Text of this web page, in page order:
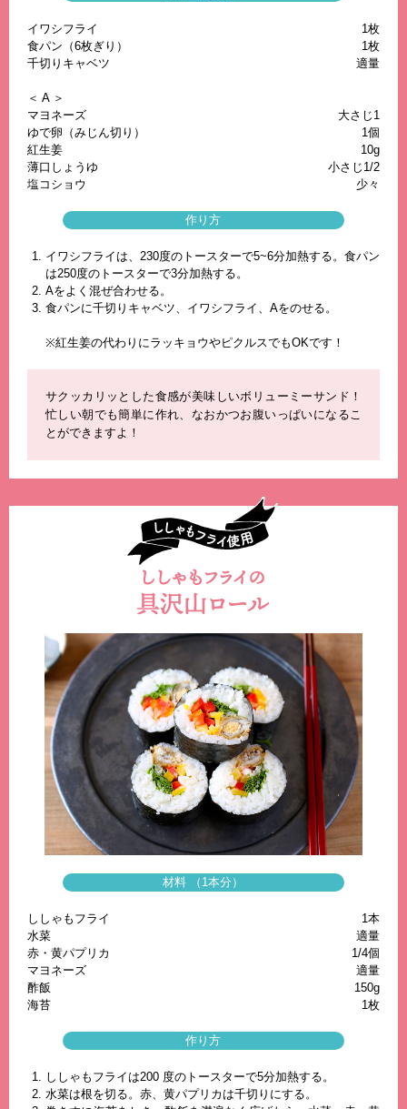
イワシフライ
1枚
食パン（6枚ぎり）
1枚
千切りキャベツ
適量
＜ A ＞
マヨネーズ
大さじ1
ゆで卵（みじん切り）
1個
紅生姜
10g
薄口しょうゆ
小さじ1/2
塩コショウ
少々
作り方
イワシフライは、230度のトースターで5~6分加熱する。食パン
は250度のトースターで3分加熱する。
Aをよく混ぜ合わせる。
食パンに千切りキャベツ、イワシフライ、Aをのせる。
※紅生姜の代わりにラッキョウやピクルスでもOKです！
サクッカリッとした食感が美味しいボリューミーサンド！
忙しい朝でも簡単に作れ、なおかつお腹いっぱいになるこ
とができますよ！
材料 （1本分）
ししゃもフライ
1本
水菜
適量
赤・黄パプリカ
1/4個
マヨネーズ
適量
酢飯
150g
海苔
1枚
作り方
ししゃもフライは200 度のトースターで5分加熱する。
水菜は根を切る。赤、黄パプリカは千切りにする。